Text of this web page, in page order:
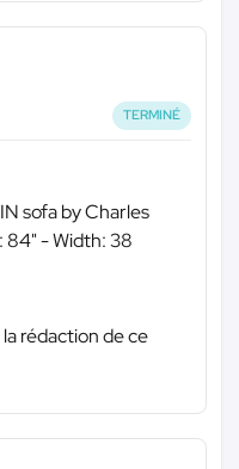
TERMINÉ
sofa by Charles
84" - Width: 38
rédaction de ce